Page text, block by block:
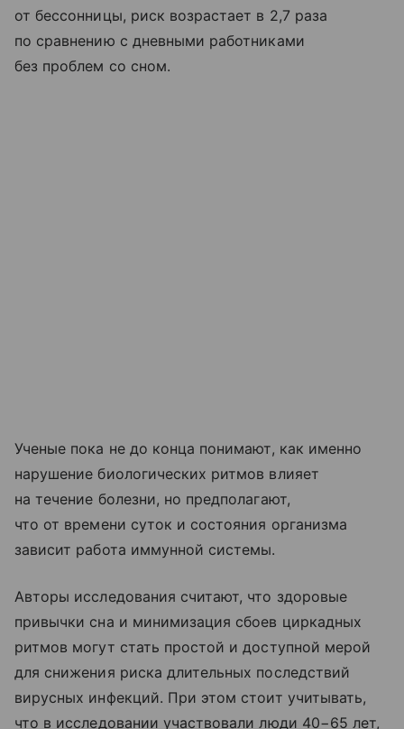
от бессонницы, риск возрастает в 2,7 раза
по сравнению с дневными работниками
без проблем со сном.
Ученые пока не до конца понимают, как именно
нарушение биологических ритмов влияет
на течение болезни, но предполагают,
что от времени суток и состояния организма
зависит работа иммунной системы.
Авторы исследования считают, что здоровые
привычки сна и минимизация сбоев циркадных
ритмов могут стать простой и доступной мерой
для снижения риска длительных последствий
вирусных инфекций. При этом стоит учитывать,
что в исследовании участвовали люди 40−65 лет,